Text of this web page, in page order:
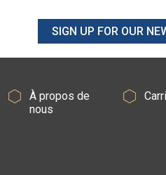
SIGN UP FOR OUR
À propos de
nous